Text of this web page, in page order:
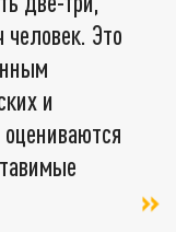
человек. Это
и